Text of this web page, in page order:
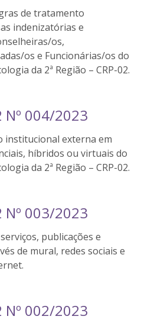
de tratamento
indenizatórias e
os,
os e Funcionárias/os do
da 2ª Região – CRP-02.
Nº 004/2023
institucional externa em
híbridos ou virtuais do
da 2ª Região – CRP-02.
Nº 003/2023
publicações e
de mural, redes sociais e
Nº 002/2023